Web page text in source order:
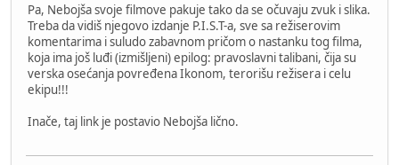
Pa, Nebojša svoje filmove pakuje tako da se očuvaju zvuk i slika.
Treba da vidiš njegovo izdanje P.I.S.T-a, sve sa režiserovim
komentarima i suludo zabavnom pričom o nastanku tog filma,
koja ima još luđi (izmišljeni) epilog: pravoslavni talibani, čija su
verska osećanja povređena Ikonom, terorišu režisera i celu
ekipu!!!
Inače, taj link je postavio Nebojša lično.